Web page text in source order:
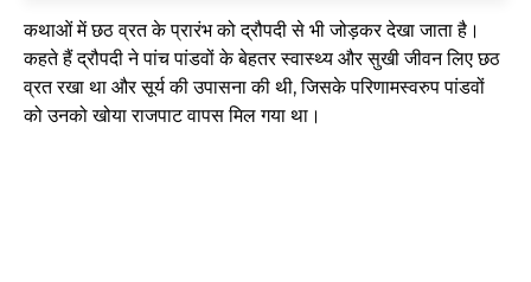
कथाओं में छठ व्रत के प्रारंभ को द्रौपदी से भी जोड़कर देखा जाता है।
कहते हैं द्रौपदी ने पांच पांडवों के बेहतर स्वास्थ्य और सुखी जीवन लिए छठ
व्रत रखा था और सूर्य की उपासना की थी, जिसके परिणामस्वरुप पांडवों
को उनको खोया राजपाट वापस मिल गया था।